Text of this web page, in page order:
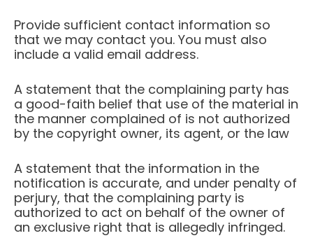
Provide sufficient contact information so
that we may contact you. You must also
include a valid email address.
A statement that the complaining party has
a good-faith belief that use of the material in
the manner complained of is not authorized
by the copyright owner, its agent, or the law
A statement that the information in the
notification is accurate, and under penalty of
perjury, that the complaining party is
authorized to act on behalf of the owner of
an exclusive right that is allegedly infringed.